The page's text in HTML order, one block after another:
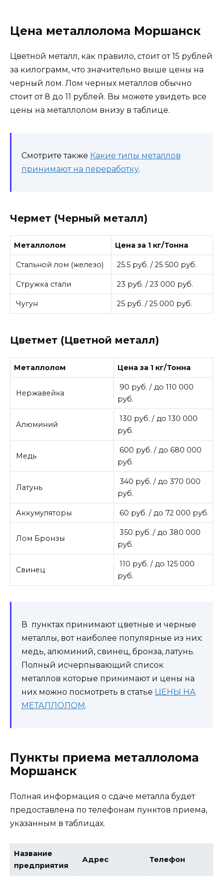
Цена металлолома Моршанск
Цветной металл, как правило, стоит от 15 рублей
за килограмм, что значительно выше цены на
черный лом. Лом черных металлов обычно
стоит от 8 до 11 рублей. Вы можете увидеть все
цены на металлолом внизу в таблице.
Смотрите также Какие типы металлов
принимают на переработку.
Чермет (Черный металл)
Металлолом Цена за 1 кг/Тонна
Стальной лом (железо) 25.5 руб. / 25 500 руб.
Стружка стали 23 руб. / 23 000 руб.
Чугун 25 руб. / 25 000 руб.
Цветмет (Цветной металл)
Металлолом Цена за 1 кг/Тонна
Нержавейка
90 руб. / до 110 000
руб.
Алюминий
130 руб. / до 130 000
руб.
Медь
600 руб. / до 680 000
руб.
Латунь
340 руб. / до 370 000
руб.
Аккумуляторы 60 руб. / до 72 000 руб.
Лом Бронзы
350 руб. / до 380 000
руб.
Свинец
110 руб. / до 125 000
руб.
В пунктах принимают цветные и черные
металлы, вот наиболее популярные из них:
медь, алюминий, свинец, бронза, латунь.
Полный исчерпывающий список
металлов которые принимают и цены на
них можно посмотреть в статье ЦЕНЫ НА
МЕТАЛЛОЛОМ.
Пункты приема металлолома
Моршанск
Полная информация о сдаче металла будет
предоставлена по телефонам пунктов приема,
указанным в таблицах.
Название
предприятия
Адрес Телефон